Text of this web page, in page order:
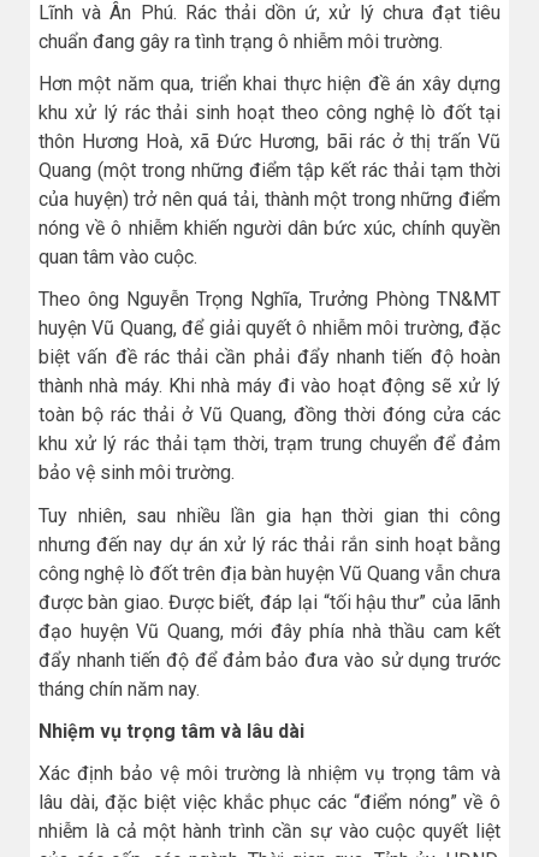
Lĩnh và Ân Phú. Rác thải dồn ứ, xử lý chưa đạt tiêu
chuẩn đang gây ra tình trạng ô nhiễm môi trường.
Hơn một năm qua, triển khai thực hiện đề án xây dựng
khu xử lý rác thải sinh hoạt theo công nghệ lò đốt tại
thôn Hương Hoà, xã Đức Hương, bãi rác ở thị trấn Vũ
Quang (một trong những điểm tập kết rác thải tạm thời
của huyện) trở nên quá tải, thành một trong những điểm
nóng về ô nhiễm khiến người dân bức xúc, chính quyền
quan tâm vào cuộc.
Theo ông Nguyễn Trọng Nghĩa, Trưởng Phòng TN&MT
huyện Vũ Quang, để giải quyết ô nhiễm môi trường, đặc
biệt vấn đề rác thải cần phải đẩy nhanh tiến độ hoàn
thành nhà máy. Khi nhà máy đi vào hoạt động sẽ xử lý
toàn bộ rác thải ở Vũ Quang, đồng thời đóng cửa các
khu xử lý rác thải tạm thời, trạm trung chuyển để đảm
bảo vệ sinh môi trường.
Tuy nhiên, sau nhiều lần gia hạn thời gian thi công
nhưng đến nay dự án xử lý rác thải rắn sinh hoạt bằng
công nghệ lò đốt trên địa bàn huyện Vũ Quang vẫn chưa
được bàn giao. Được biết, đáp lại “tối hậu thư” của lãnh
đạo huyện Vũ Quang, mới đây phía nhà thầu cam kết
đẩy nhanh tiến độ để đảm bảo đưa vào sử dụng trước
tháng chín năm nay.
Nhiệm vụ trọng tâm và lâu dài
Xác định bảo vệ môi trường là nhiệm vụ trọng tâm và
lâu dài, đặc biệt việc khắc phục các “điểm nóng” về ô
nhiễm là cả một hành trình cần sự vào cuộc quyết liệt